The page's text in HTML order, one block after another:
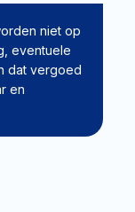
niet op
eventuele
dat vergoed
en